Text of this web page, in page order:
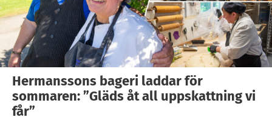
Hermanssons bageri laddar för
sommaren: ”Gläds åt all uppskattning vi
får”